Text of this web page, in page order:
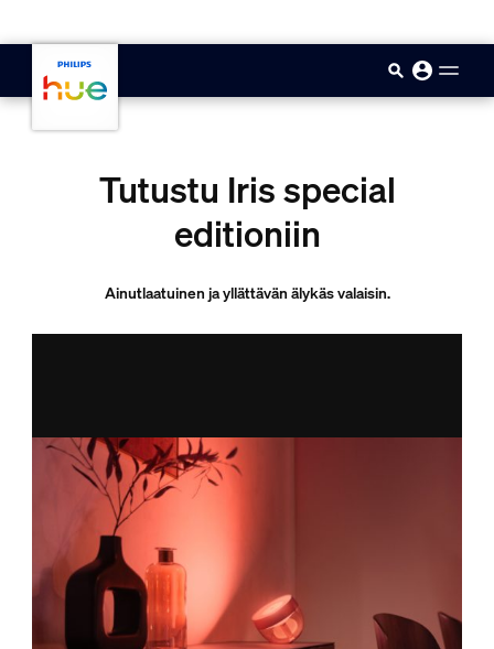
Tutustu Iris special
editioniin
Ainutlaatuinen ja yllättävän älykäs valaisin.